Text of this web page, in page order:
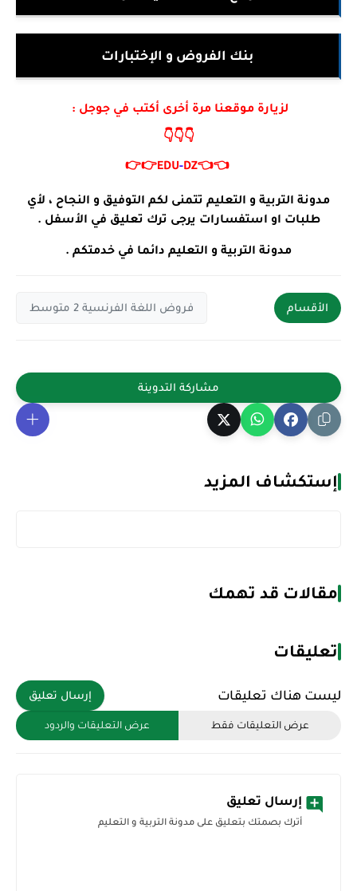
بنك الفروض و الإختبارات
لزيارة موقعنا مرة أخرى أكتب في جوجل :
👇👇👇
👈👈
EDU-DZ
👉👉
مدونة التربية و التعليم تتمنى لكم التوفيق و النجاح ، لأي
طلبات او استفسارات يرجى ترك تعليق في الأسفل .
مدونة التربية و التعليم دائما في خدمتكم .
الأقسام فروض اللغة الفرنسية 2 متوسط
إستكشاف المزيد
مقالات قد تهمك
تعليقات
ليست هناك تعليقات إرسال تعليق
عرض التعليقات فقط عرض التعليقات والردود
إرسال تعليق
أترك بصمتك بتعليق على مدونة التربية و التعليم